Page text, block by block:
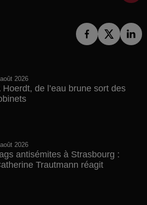
2026
Hoerdt, de l’eau brune sort des
2026
antisémites à Strasbourg :
Trautmann réagit